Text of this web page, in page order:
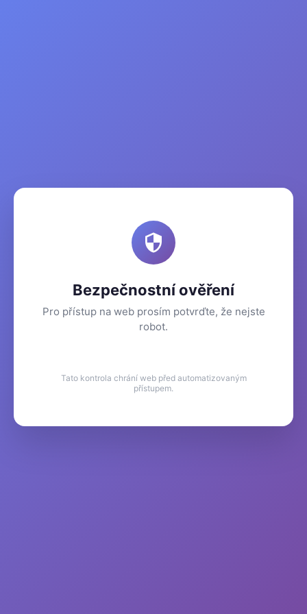
Bezpečnostní ověření
Pro přístup na web prosím potvrďte, že nejste
robot.
Tato kontrola chrání web před automatizovaným
přístupem.